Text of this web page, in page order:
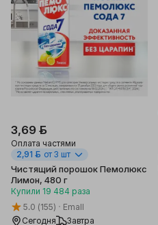
3,69 ƃ
Оплата частями
2,91 ƃ от 3 шт
Чистящий порошок Пемолюкс
Лимон, 480 г
Купили 19 484 раза
5.0 (155)
Emall
Сегодня
Завтра